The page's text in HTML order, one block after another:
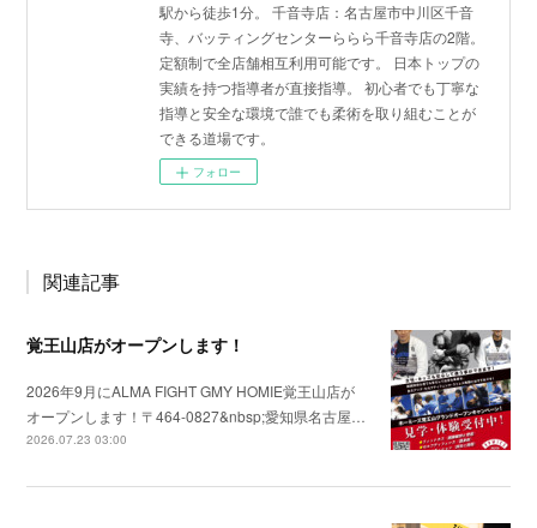
駅から徒歩1分。 千音寺店：名古屋市中川区千音
寺、バッティングセンターららら千音寺店の2階。
定額制で全店舗相互利用可能です。 日本トップの
実績を持つ指導者が直接指導。 初心者でも丁寧な
指導と安全な環境で誰でも柔術を取り組むことが
できる道場です。
フォロー
関連記事
覚王山店がオープンします！
2026年9月にALMA FIGHT GMY HOMIE覚王山店が
オープンします！〒464-0827&nbsp;愛知県名古屋…
2026.07.23 03:00